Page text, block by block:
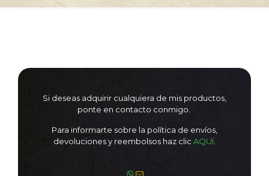
Si deseas adquirir cualquiera de mis productos,
ponte en contacto conmigo.
Para informarte sobre la política de envíos,
devoluciones y reembolsos haz clic AQUÍ